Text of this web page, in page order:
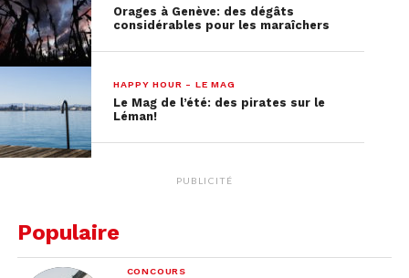
Orages à Genève: des dégâts
considérables pour les maraîchers
HAPPY HOUR - LE MAG
Le Mag de l’été: des pirates sur le
Léman!
PUBLICITÉ
Populaire
CONCOURS